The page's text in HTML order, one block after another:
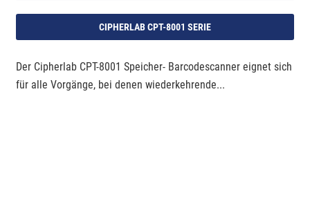
CIPHERLAB CPT-8001 SERIE
Der Cipherlab CPT-8001 Speicher- Barcodescanner eignet sich
für alle Vorgänge, bei denen wiederkehrende...